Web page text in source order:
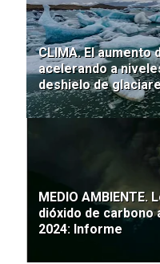
CLIMA. El aumento
acelerando a
deshielo de
MEDIO
dióxido de carbono
2024: Informe